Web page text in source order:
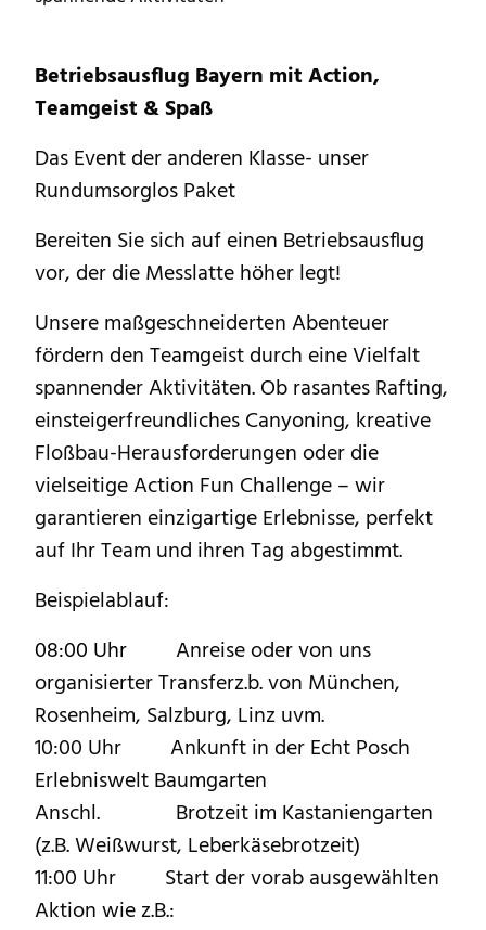
Betriebsausflug Bayern mit Action,
Teamgeist & Spaß
Das Event der anderen Klasse- unser
Rundumsorglos Paket
Bereiten Sie sich auf einen Betriebsausflug
vor, der die Messlatte höher legt!
Unsere maßgeschneiderten Abenteuer
fördern den Teamgeist durch eine Vielfalt
spannender Aktivitäten. Ob rasantes Rafting,
einsteigerfreundliches Canyoning, kreative
Floßbau-Herausforderungen oder die
vielseitige Action Fun Challenge – wir
garantieren einzigartige Erlebnisse, perfekt
auf Ihr Team und ihren Tag abgestimmt.
Beispielablauf:
08:00 Uhr Anreise oder von uns
organisierter Transferz.b. von München,
Rosenheim, Salzburg, Linz uvm.
10:00 Uhr Ankunft in der Echt Posch
Erlebniswelt Baumgarten
Anschl. Brotzeit im Kastaniengarten
(z.B. Weißwurst, Leberkäsebrotzeit)
11:00 Uhr Start der vorab ausgewählten
Aktion wie z.B.: